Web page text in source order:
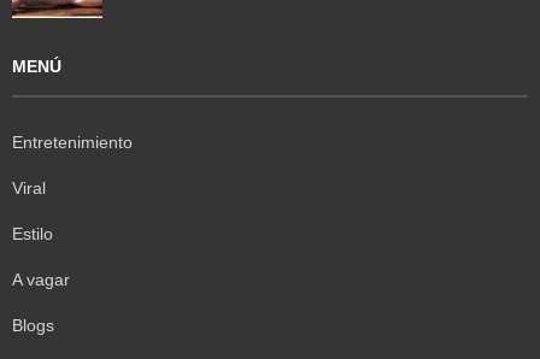
MENÚ
Entretenimiento
Viral
Estilo
A vagar
Blogs